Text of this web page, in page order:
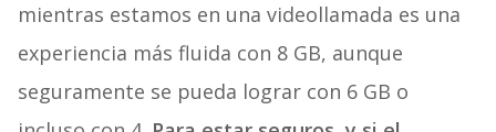
mientras estamos en una videollamada es una
experiencia más fluida con 8 GB, aunque
seguramente se pueda lograr con 6 GB o